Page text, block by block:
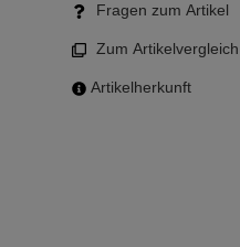
Fragen zum Artikel
Zum
Artikelherkunft